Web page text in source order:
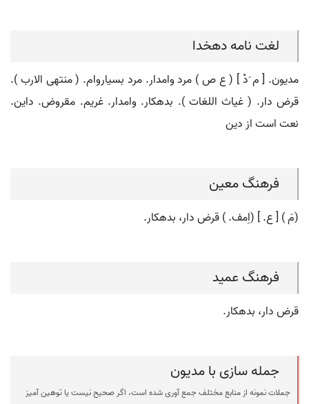
لغت نامه دهخدا
مدیون. [ م َدْ ] ( ع ص ) مرد وامدار. مرد بسیاروام. ( منتهی الارب ).
قرض دار. ( غیاث اللغات ). بدهکار. وامدار. غریم. مقروض. داین.
نعت است از دین
فرهنگ معین
(مَ ) [ ع. ] (اِمف. ) قرض دار، بدهکار.
فرهنگ عمید
قرض دار، بدهکار.
جمله سازی با مدیون
جملات نمونه از منابع مختلف جمع آوری شده است، اگر صحیح نیست یا توهین آمیز